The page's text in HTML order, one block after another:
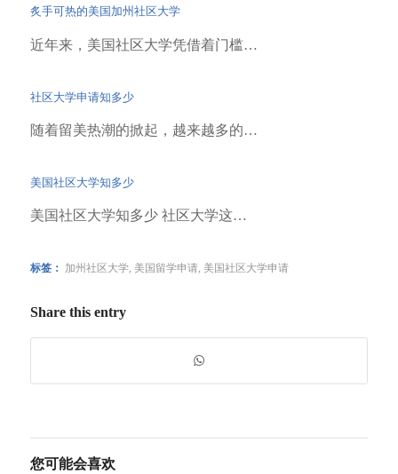
炙手可热的美国加州社区大学
近年来，美国社区大学凭借着门槛…
社区大学申请知多少
随着留美热潮的掀起，越来越多的…
美国社区大学知多少
美国社区大学知多少 社区大学这…
标签： 加州社区大学, 美国留学申请, 美国社区大学申请
Share this entry
您可能会喜欢